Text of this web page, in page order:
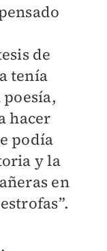
de
tenía
hacer
podía
y la
en